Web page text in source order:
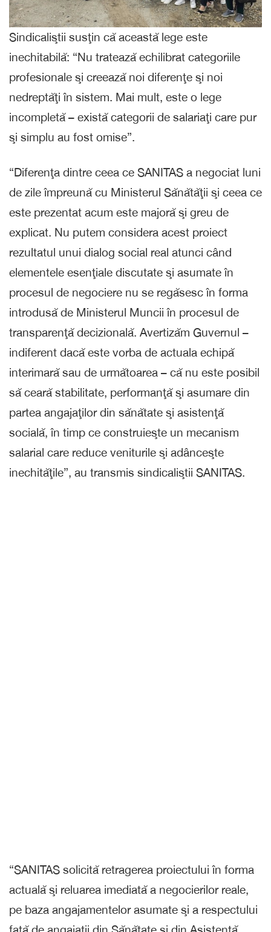
Sindicaliştii susţin că această lege este
inechitabilă: “Nu tratează echilibrat categoriile
profesionale şi creează noi diferenţe şi noi
nedreptăţi în sistem. Mai mult, este o lege
incompletă – există categorii de salariaţi care pur
şi simplu au fost omise”.
“Diferenţa dintre ceea ce SANITAS a negociat luni
de zile împreună cu Ministerul Sănătăţii şi ceea ce
este prezentat acum este majoră şi greu de
explicat. Nu putem considera acest proiect
rezultatul unui dialog social real atunci când
elementele esenţiale discutate şi asumate în
procesul de negociere nu se regăsesc în forma
introdusă de Ministerul Muncii în procesul de
transparenţă decizională. Avertizăm Guvernul –
indiferent dacă este vorba de actuala echipă
interimară sau de următoarea – că nu este posibil
să ceară stabilitate, performanţă şi asumare din
partea angajaţilor din sănătate şi asistenţă
socială, în timp ce construieşte un mecanism
salarial care reduce veniturile şi adânceşte
inechităţile”, au transmis sindicaliştii SANITAS.
“SANITAS solicită retragerea proiectului în forma
actuală şi reluarea imediată a negocierilor reale,
pe baza angajamentelor asumate şi a respectului